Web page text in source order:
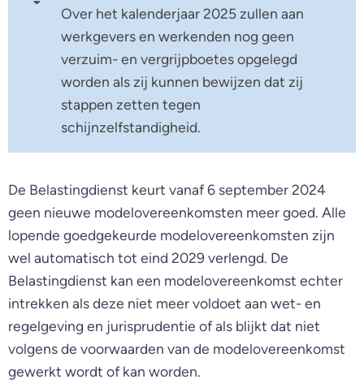
Over het kalenderjaar 2025 zullen aan
werkgevers en werkenden nog geen
verzuim- en vergrijpboetes opgelegd
worden als zij kunnen bewijzen dat zij
stappen zetten tegen
schijnzelfstandigheid.
De Belastingdienst keurt vanaf 6 september 2024
geen nieuwe modelovereenkomsten meer goed. Alle
lopende goedgekeurde modelovereenkomsten zijn
wel automatisch tot eind 2029 verlengd. De
Belastingdienst kan een modelovereenkomst echter
intrekken als deze niet meer voldoet aan wet- en
regelgeving en jurisprudentie of als blijkt dat niet
volgens de voorwaarden van de modelovereenkomst
gewerkt wordt of kan worden.